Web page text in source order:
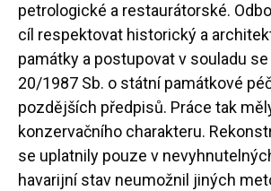
petrologické a restaurátorské.
cíl respektovat historický a
památky a postupovat v souladu
20/1987 Sb. o státní památkové
pozdějších předpisů. Práce tak
konzervačního charakteru.
se uplatnily pouze v
havarijní stav neumožnil jiných